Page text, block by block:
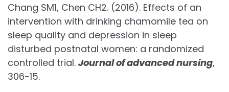
Chang SM1, Chen CH2. (2016). Effects of an
intervention with drinking chamomile tea on
sleep quality and depression in sleep
disturbed postnatal women: a randomized
controlled trial. Journal of advanced nursing,
306-15.